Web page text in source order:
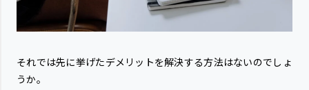
それでは先に挙げたデメリットを解決する方法はないのでしょ
うか。